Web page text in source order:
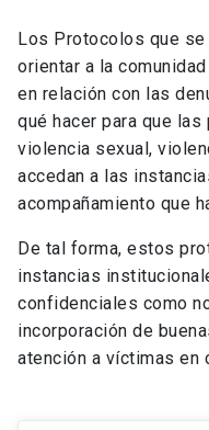
Los Protocolos que se
orientar a la
en relación con las
qué hacer para que
violencia sexual,
accedan a las
acompañamiento que
De tal forma, estos
instancias
confidenciales como
incorporación de
atención a víctimas en